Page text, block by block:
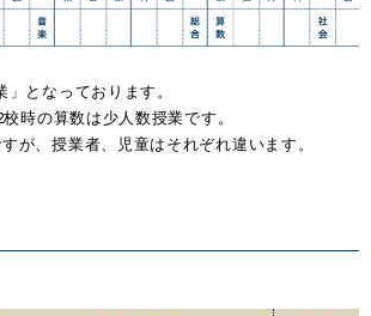
となっております。
時の算数は少人数授業です。
が、授業者、児童はそれぞれ違います。